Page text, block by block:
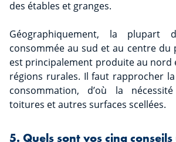
des étables et granges.
Géographiquement, la plupart
consommée au sud et au centre du
est principalement produite au nord
régions rurales. Il faut rapprocher
consommation, d’où la
toitures et autres surfaces scellées.
5. Quels sont vos cinq